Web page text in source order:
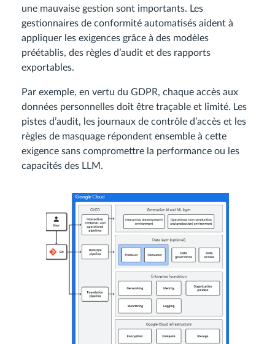
une mauvaise gestion sont importants. Les
gestionnaires de conformité automatisés aident à
appliquer les exigences grâce à des modèles
préétablis, des règles d’audit et des rapports
exportables.
Par exemple, en vertu du GDPR, chaque accès aux
données personnelles doit être traçable et limité. Les
pistes d’audit, les journaux de contrôle d’accès et les
règles de masquage répondent ensemble à cette
exigence sans compromettre la performance ou les
capacités des LLM.